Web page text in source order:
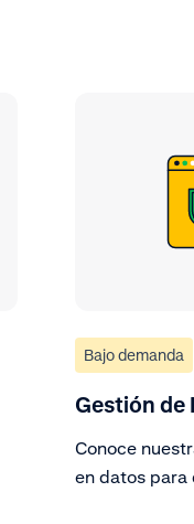
Bajo demanda
Gestión de
Conoce
en datos